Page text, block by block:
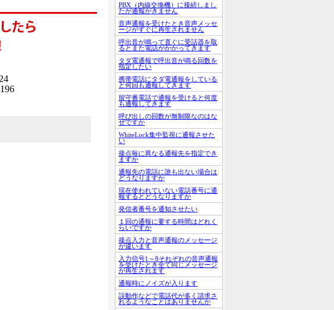
PBX（内線交換機）に接続しまし
たが通報がきません
音声通報を受けたとき音声メッセ
ージがすぐに再生されません
呼出音が鳴って直ぐに受話器を取
るとまた電話がかかってきます
タダ電通報で呼出音が鳴る回数を
指定したい
携帯電話にタダ電通報をしている
と何回も通報してきます
留守番電話で通報を受けると何度
も通報してきます
呼び出しの回数が無制限なのはな
ぜですか
WhiteLock集中監視に通報させた
い
接点毎に異なる通報先を指定でき
ますか
通報先の電話に誰も出ない場合は
どうなりますか
現在使われていない電話番号に通
報するとどうなりますか
発信者番号を通知させたい
１回の通報に要する時間はどれく
らいですか
接点入力と音声通報のメッセージ
が違います
入力信号1～8それぞれの音声通報
を受けたとき全て同じメッセージ
が再生されます
通報時にノイズが入ります
誤動作などで電話代が多く請求さ
れるようなことはありませんか